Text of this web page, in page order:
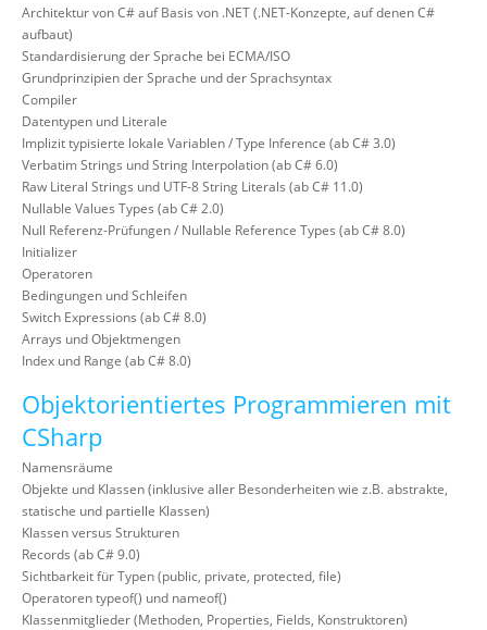
Architektur von C# auf Basis von .NET (.NET-Konzepte, auf denen C#
aufbaut)
Standardisierung der Sprache bei ECMA/ISO
Grundprinzipien der Sprache und der Sprachsyntax
Compiler
Datentypen und Literale
Implizit typisierte lokale Variablen / Type Inference (ab C# 3.0)
Verbatim Strings und String Interpolation (ab C# 6.0)
Raw Literal Strings und UTF-8 String Literals (ab C# 11.0)
Nullable Values Types (ab C# 2.0)
Null Referenz-Prüfungen / Nullable Reference Types (ab C# 8.0)
Initializer
Operatoren
Bedingungen und Schleifen
Switch Expressions (ab C# 8.0)
Arrays und Objektmengen
Index und Range (ab C# 8.0)
Objektorientiertes Programmieren mit
CSharp
Namensräume
Objekte und Klassen (inklusive aller Besonderheiten wie z.B. abstrakte,
statische und partielle Klassen)
Klassen versus Strukturen
Records (ab C# 9.0)
Sichtbarkeit für Typen (public, private, protected, file)
Operatoren typeof() und nameof()
Klassenmitglieder (Methoden, Properties, Fields, Konstruktoren)